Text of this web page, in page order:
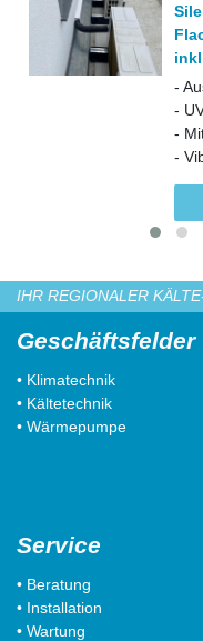
-
-
-
-
IHR REGIONALER
Geschäftsfelder
• Klimatechnik
• Kältetechnik
• Wärmepumpe
Service
• Beratung
• Installation
• Wartung